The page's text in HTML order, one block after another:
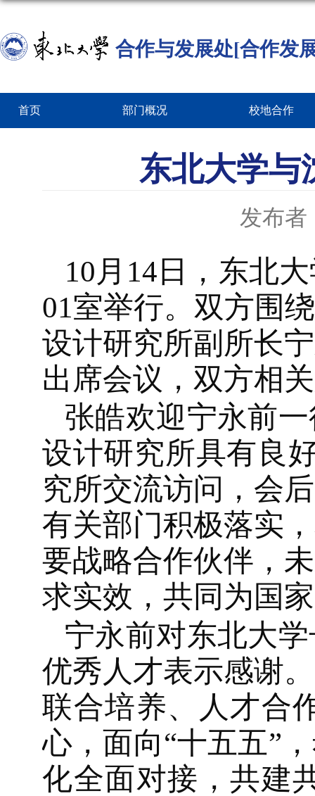
合作与发展处[合作发
首页 部门概况 校地合作
东北大学与
发布者
10月14日，东北
01室举行。双方围
设计研究所副所长
出席会议，双方相
张皓欢迎宁永前
设计研究所具有良
究所交流访问，会
有关部门积极落实
要战略合作伙伴，
求实效，共同为国
宁永前对东北大
优秀人才表示感谢
联合培养、人才合
心，面向“十五五”
化全面对接，共建